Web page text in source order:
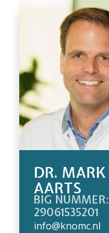
DR. MARK
AARTS
BIG NUMMER:
29061535201
info@knomc.nl